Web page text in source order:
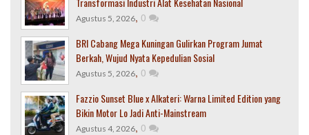
Agustus 5, 2026, 0
BRI Cabang Mega Kuningan Gulirkan Program Jumat
Berkah, Wujud Nyata Kepedulian Sosial
Agustus 5, 2026, 0
Fazzio Sunset Blue x Alkateri: Warna Limited Edition yang
Bikin Motor Lo Jadi Anti-Mainstream
Agustus 4, 2026, 0